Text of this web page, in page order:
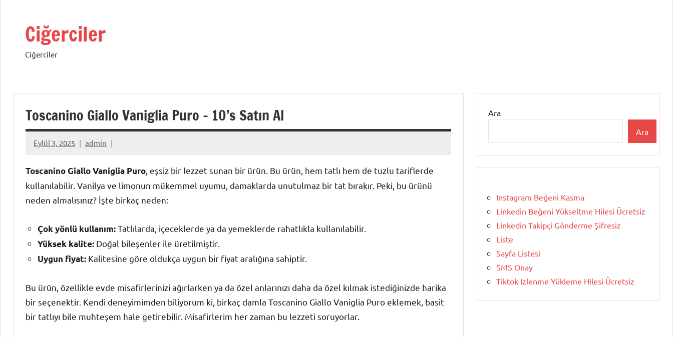
Ciğerciler
Ciğerciler
Toscanino Giallo Vaniglia Puro – 10’s Satın Al
Eylül 3, 2025 admin
Toscanino Giallo Vaniglia Puro , eşsiz bir lezzet sunan bir ürün. Bu ürün, hem tatlı hem de tuzlu tariflerde
kullanılabilir. Vanilya ve limonun mükemmel uyumu, damaklarda unutulmaz bir tat bırakır. Peki, bu ürünü
neden almalısınız? İşte birkaç neden:
Çok yönlü kullanım:Tatlılarda, içeceklerde ya da yemeklerde rahatlıkla kullanılabilir.
Yüksek kalite: Doğal bileşenler ile üretilmiştir.
Uygun fiyat: Kalitesine göre oldukça uygun bir fiyat aralığına sahiptir.
Bu ürün, özellikle evde misafirlerinizi ağırlarken ya da özel anlarınızı daha da özel kılmak istediğinizde harika
bir seçenektir. Kendi deneyimimden biliyorum ki, birkaç damla Toscanino Giallo Vaniglia Puro eklemek, basit
bir tatlıyı bile muhteşem hale getirebilir. Misafirlerim her zaman bu lezzeti soruyorlar.
Ara
Ara
Instagram Beğeni Kasma
Linkedin Beğeni Yükseltme Hilesi Ücretsiz
Linkedin Takipçi Gönderme Şifresiz
Liste
Sayfa Listesi
SMS Onay
Tiktok Izlenme Yükleme Hilesi Ücretsiz